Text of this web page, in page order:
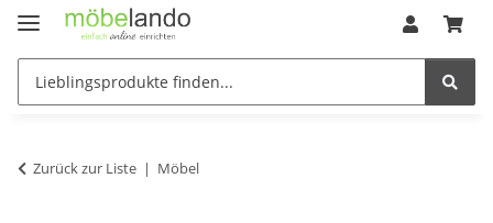
Zurück zur Liste Möbel